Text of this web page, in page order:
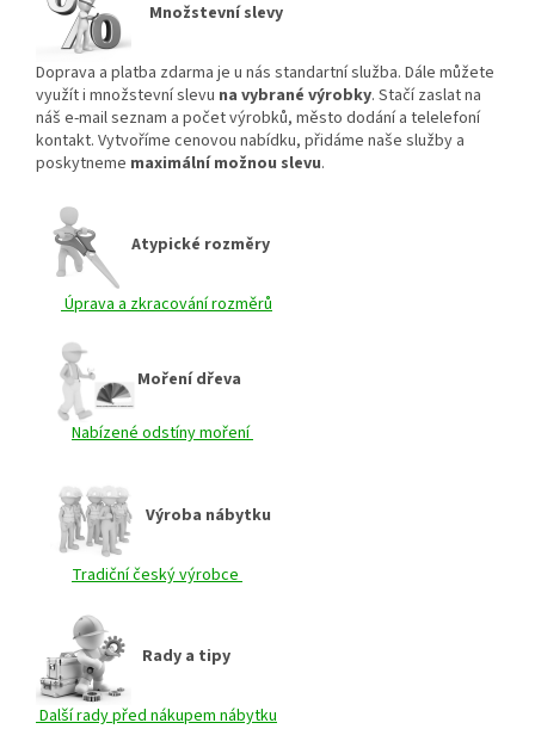
Množstevní slevy
Doprava a platba zdarma je u nás standartní služba. Dále můžete
využít i množstevní slevu na vybrané výrobky. Stačí zaslat na
náš e-mail seznam a počet výrobků, město dodání a telelefoní
kontakt. Vytvoříme cenovou nabídku, přidáme naše služby a
poskytneme maximální možnou slevu.
Atypické rozměry
Úprava a zkracování rozměrů
Moření dřeva
Nabízené odstíny moření
Výroba nábytku
Tradiční český výrobce
Rady a tipy
Další rady před nákupem nábytku